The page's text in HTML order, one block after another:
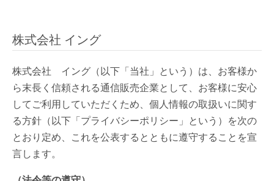
株式会社 イング
株式会社 イング（以下「当社」という）は、お客様か
ら末長く信頼される通信販売企業として、お客様に安心
してご利用していただくため、個人情報の取扱いに関す
る方針（以下「プライバシーポリシー」という）を次の
とおり定め、これを公表するとともに遵守することを宣
言します。